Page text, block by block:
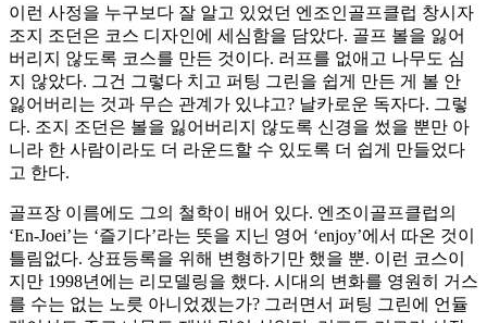
이런 사정을 누구보다 잘 알고 있었던 엔조인골프클럽 창시자
조지 조던은 코스 디자인에 세심함을 담았다. 골프 볼을 잃어
버리지 않도록 코스를 만든 것이다. 러프를 없애고 나무도 심
지 않았다. 그건 그렇다 치고 퍼팅 그린을 쉽게 만든 게 볼 안
잃어버리는 것과 무슨 관계가 있냐고? 날카로운 독자다. 그렇
다. 조지 조던은 볼을 잃어버리지 않도록 신경을 썼을 뿐만 아
니라 한 사람이라도 더 라운드할 수 있도록 더 쉽게 만들었다
고 한다.
골프장 이름에도 그의 철학이 배어 있다. 엔조이골프클럽의
‘En-Joei’는 ‘즐기다’라는 뜻을 지닌 영어 ‘enjoy’에서 따온 것이
틀림없다. 상표등록을 위해 변형하기만 했을 뿐. 이런 코스이
지만 1998년에는 리모델링을 했다. 시대의 변화를 영원히 거스
를 수는 없는 노릇 아니었겠는가? 그러면서 퍼팅 그린에 언듈